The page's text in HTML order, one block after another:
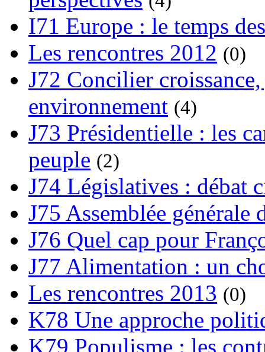
I71 Europe : le temps
Les rencontres 2012 (0)
J72 Concilier
environnement (4)
J73 Présidentielle : les
peuple (2)
J74 Législatives : débat
J75 Assemblée générale
J76 Quel cap pour
J77 Alimentation : un
Les rencontres 2013 (0)
K78 Une approche
K79 Populisme : les